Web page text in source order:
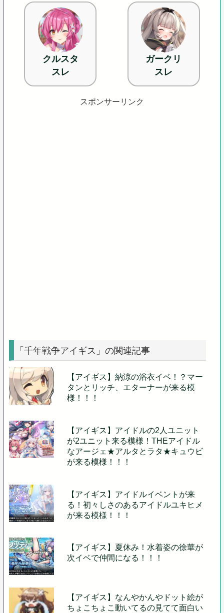
クルスタ
スレ
ガークリ
スレ
スポンサーリンク
「千年戦争アイギス」の関連記事
【アイギス】納涼の浴衣イベ！？マー
タンとリッチ、エターナーが来る模
様！！！
【アイギス】アイドルの2人ユニット
が2ユニット来る模様！THEアイドル
なアージェ★アルタとラタ★キュウビ
が来る模様！！！
【アイギス】アイドルイベントが来
る！初々しさのあるアイドルユキヒメ
が来る模様！！！
【アイギス】夏休み！水着姿の徐華が
次イベで仲間になる！！！
【アイギス】なんやかんやドット絵が
ちょこちょこ動いてるの見てて面白い